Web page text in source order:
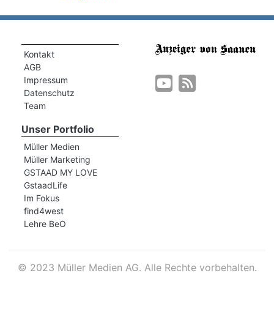
Kontakt
AGB
Impressum
Datenschutz
Team
Unser Portfolio
Müller Medien
Müller Marketing
GSTAAD MY LOVE
GstaadLife
Im Fokus
find4west
Lehre BeO
© 2023 Müller Medien AG. Alle Rechte vorbehalten.